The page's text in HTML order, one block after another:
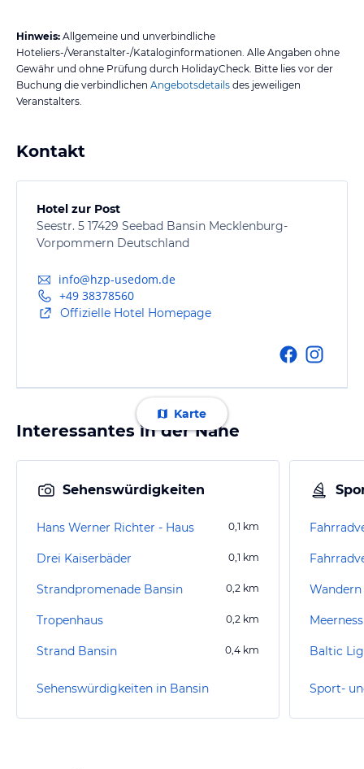
Hinweis: Allgemeine und unverbindliche
Hoteliers-/Veranstalter-/Kataloginformationen. Alle Angaben ohne
Gewähr und ohne Prüfung durch HolidayCheck. Bitte lies vor der
Buchung die verbindlichen Angebotsdetails des jeweiligen
Veranstalters.
Kontakt
Hotel zur Post
Seestr. 5 17429 Seebad Bansin Mecklenburg-
Vorpommern Deutschland
info@hzp-usedom.de
+49 38378560
Offizielle Hotel Homepage
Karte
Interessantes in der Nähe
Sehenswürdigkeiten
Hans Werner Richter - Haus 0,1 km
Drei Kaiserbäder 0,1 km
Strandpromenade Bansin 0,2 km
Tropenhaus 0,2 km
Strand Bansin 0,4 km
Sehenswürdigkeiten in Bansin
Baltic
Sport-